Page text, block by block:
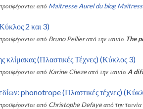
από Maîtresse Aurel du blog
2 και 3)
από Bruno Pellierαπό την ταινία The
κλίμακας (Πλαστικές Τέχνες) (Κύκλος 3)
από Karine Chezeαπό την ταινία A
phonotrope (Πλαστικές τέχνες)
από Christophe Defayeαπό την ταινία